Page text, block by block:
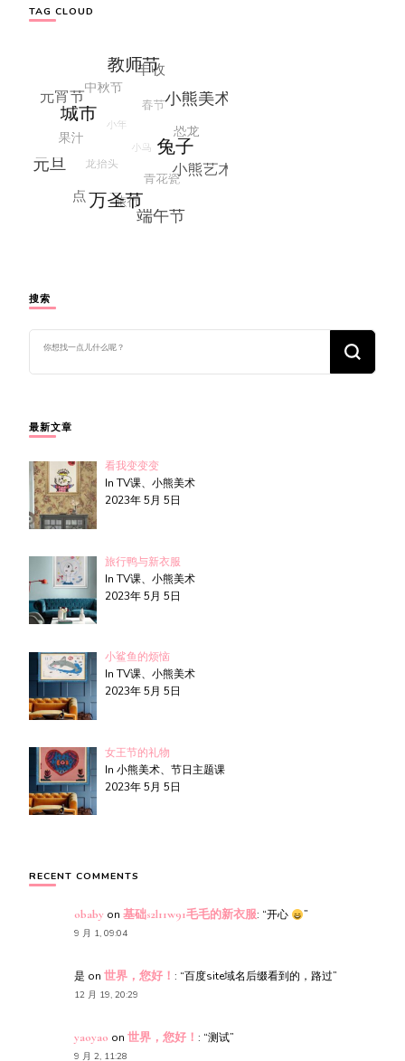
航
TAG CLOUD
搜索
么
吗?
最新文章
看我变变变
In TV课、小熊美术
2023年 5月 5日
旅行鸭与新衣服
In TV课、小熊美术
2023年 5月 5日
小鲨鱼的烦恼
In TV课、小熊美术
2023年 5月 5日
女王节的礼物
In 小熊美术、节日主题课
2023年 5月 5日
RECENT COMMENTS
obaby on 基础s2l11w91毛毛的新衣服: “开心 ”
9 月 1, 09:04
是 on 世界，您好！ : “百度site域名后缀看到的，路过”
12 月 19, 20:29
yaoyao on 世界，您好！ : “测试”
9 月 2, 11:28